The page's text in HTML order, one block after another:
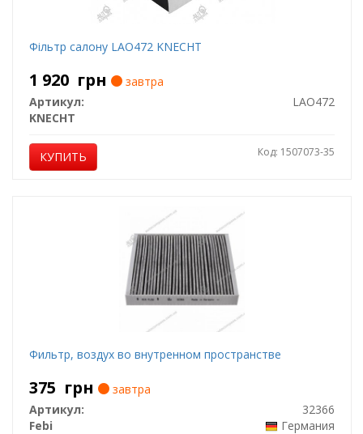
Фільтр салону LAO472 KNECHT
1 920 грн
завтра
Артикул:
LAO472
KNECHT
КУПИТЬ Код: 1507073-35
Фильтр, воздух во внутренном пространстве
375 грн
завтра
Артикул:
32366
Febi
Германия